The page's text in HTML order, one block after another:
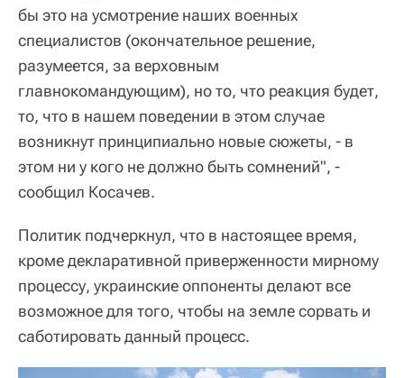
бы это на усмотрение наших военных
специалистов (окончательное решение,
разумеется, за верховным
главнокомандующим), но то, что реакция будет,
то, что в нашем поведении в этом случае
возникнут принципиально новые сюжеты, - в
этом ни у кого не должно быть сомнений", -
сообщил Косачев.
Политик подчеркнул, что в настоящее время,
кроме декларативной приверженности мирному
процессу, украинские оппоненты делают все
возможное для того, чтобы на земле сорвать и
саботировать данный процесс.